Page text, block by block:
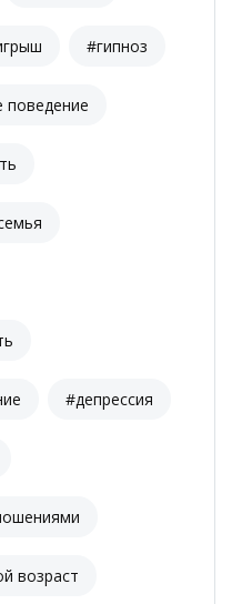
#гипноз
поведение
#депрессия
возраст